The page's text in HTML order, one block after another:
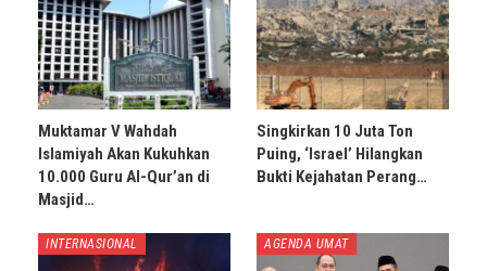
Muktamar V Wahdah
Islamiyah Akan Kukuhkan
10.000 Guru Al-Qur’an di
Masjid…
Singkirkan 10 Juta Ton
Puing, ‘Israel’ Hilangkan
Bukti Kejahatan Perang…
INTERNASIONAL AGENDA UMAT